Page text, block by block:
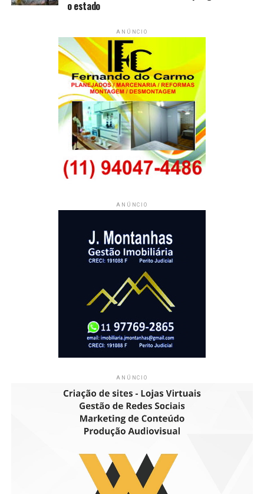
o estado
ANÚNCIO
ANÚNCIO
ANÚNCIO